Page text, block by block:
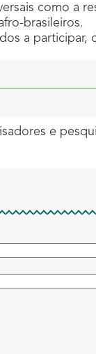
como a
brasileiros.
a participar,
e